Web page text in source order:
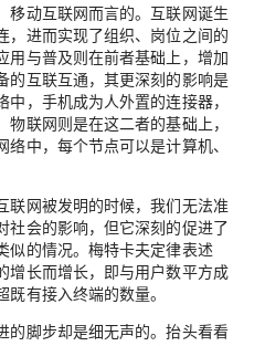
移动互联网而言的。互联网诞生
，进而实现了组织、岗位之间的
用与普及则在前者基础上，增加
的互联互通，其更深刻的影响是
，手机成为人外置的连接器，
联网则是在这二者的基础上，
中，每个节点可以是计算机、
联网被发明的时候，我们无法准
社会的影响，但它深刻的促进了
似的情况。梅特卡夫定律表述
增长而增长，即与用户数平方成
有接入终端的数量。
的脚步却是细无声的。抬头看看